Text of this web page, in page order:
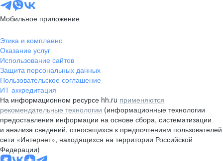
Мобильное приложение
Этика и комплаенс
Оказание услуг
Использование сайтов
Защита персональных данных
Пользовательское соглашение
ИТ аккредитация
На информационном ресурсе hh.ru применяются
рекомендательные технологии (информационные технологии
предоставления информации на основе сбора, систематизации
и анализа сведений, относящихся к предпочтениям пользователей
сети «Интернет», находящихся на территории Российской
Федерации)